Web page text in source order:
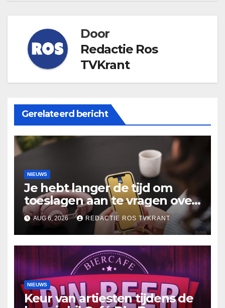
Door
Redactie Ros
TVKrant
Gerelateerd bericht
NIEUWS
Je hebt langer de tijd om
toeslagen aan te vragen over
2025
AUG 6, 2026 REDACTIE ROS TVKRANT
NIEUWS
Keur van artiesten tijdens de